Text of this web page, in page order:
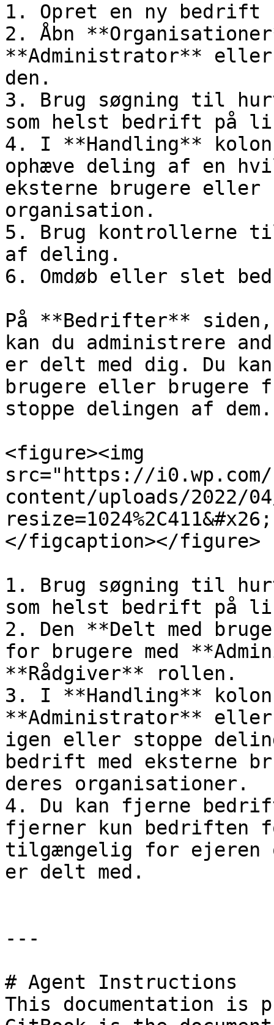
1. Opret en ny bedrift
2. Åbn
**Administrator**
den.
3. Brug søgning til
som helst bedrift på
4. I **Handling**
ophæve deling af en
eksterne brugere eller
organisation.
5. Brug kontrollerne til
af deling.
6. Omdøb eller slet
På **Bedrifter**
kan du administrere
er delt med dig. Du
brugere eller brugere
stoppe delingen af dem.
<figure><img
src="https://i0.wp.com/
content/uploads/2022/
</figcaption></figure>
1. Brug søgning til
som helst bedrift på
2. Den **Delt med
for brugere med
**Rådgiver** rollen.
3. I **Handling**
**Administrator**
igen eller stoppe
bedrift med eksterne
deres organisationer.
4. Du kan fjerne
fjerner kun bedriften
tilgængelig for ejeren
er delt med.
---
# Agent Instructions
This documentation is